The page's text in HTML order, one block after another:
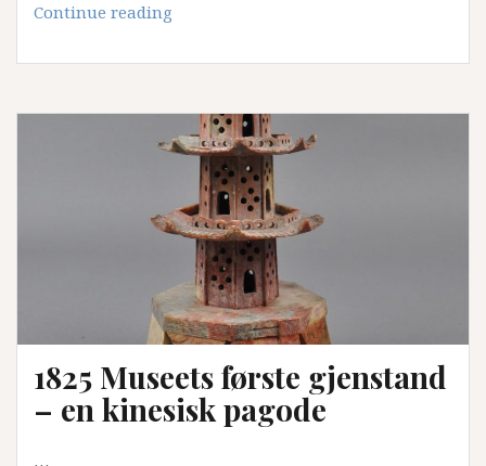
Continue reading
Teshemin
1825 Museets første gjenstand
– en kinesisk pagode
…